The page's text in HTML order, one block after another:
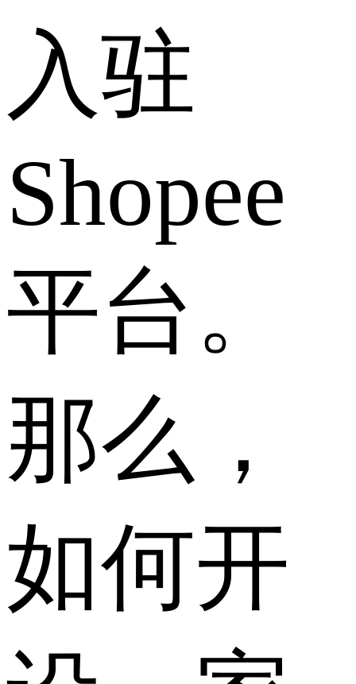
入驻
Shopee
平台。
那么，
如何开